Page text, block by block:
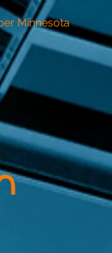
Minnesota